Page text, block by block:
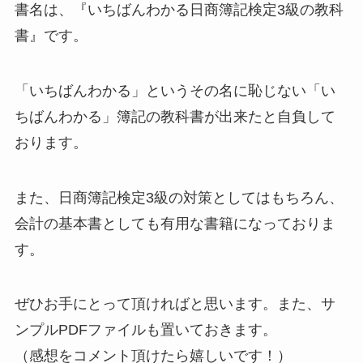
書名は、 『いちばんわかる 日商簿記検定3級の教科
書』 です。
「いちばんわかる」というその名に恥じない 「い
ちばんわかる」簿記の教科書が出来たと自負して
おります。
また、日商簿記検定3級の対策としてはもちろん、
会計の基本書としても有用な書籍になっておりま
す。
ぜひお手にとって頂ければと思います。また、サ
ンプルPDFファイルも置いておきます。
（感想をコメント頂けたら嬉しいです！）